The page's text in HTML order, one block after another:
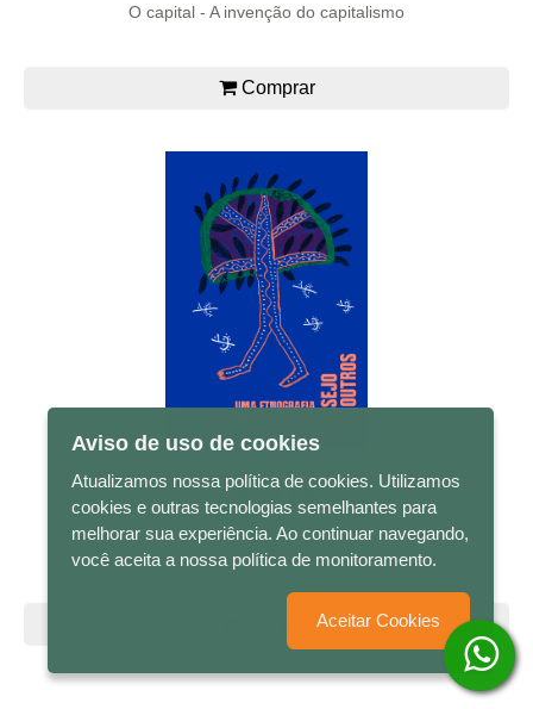
O capital - A invenção do capitalismo
Comprar
R$ 72,00
O desejo dos outros - Uma etnografia dos sonhos...
Aviso de uso de cookies
Atualizamos nossa política de cookies. Utilizamos
cookies e outras tecnologias semelhantes para
melhorar sua experiência. Ao continuar navegando,
você aceita a nossa política de monitoramento.
Aceitar Cookies